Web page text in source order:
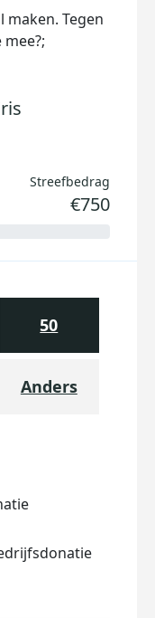
maken. Tegen
Streefbedrag
€750
50
Anders